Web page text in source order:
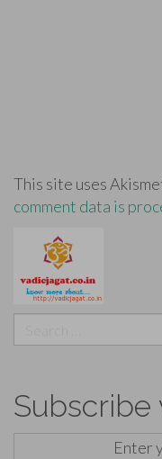
This site uses
comment data is
for:
Subscribe
Enter